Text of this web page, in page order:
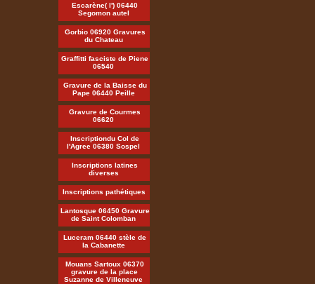
Escarène( l') 06440
Segomon autel
Gorbio 06920 Gravures
du Chateau
Graffitti fasciste de Piene
06540
Gravure de la Baisse du
Pape 06440 Peille
Gravure de Courmes
06620
Inscriptiondu Col de
l'Agree 06380 Sospel
Inscriptions latines
diverses
Inscriptions pathétiques
Lantosque 06450 Gravure
de Saint Colomban
Luceram 06440 stèle de
la Cabanette
Mouans Sartoux 06370
gravure de la place
Suzanne de Villeneuve